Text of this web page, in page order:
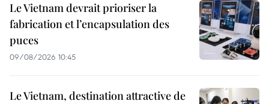
Le Vietnam devrait prioriser la
fabrication et l’encapsulation des
puces
09/08/2026 10:45
Le Vietnam, destination attractive de